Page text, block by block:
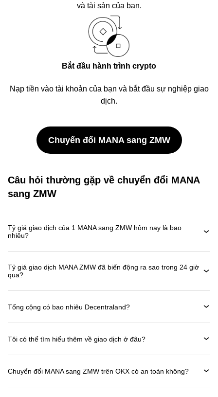
và tài sản của bạn.
Bắt đầu hành trình crypto
Nạp tiền vào tài khoản của bạn và bắt đầu sự nghiệp giao
dịch.
Chuyển đổi MANA sang ZMW
Câu hỏi thường gặp về chuyển đổi MANA
sang ZMW
Tỷ giá giao dịch của 1 MANA sang ZMW hôm nay là bao
nhiêu?
Tỷ giá giao dịch MANA ZMW đã biến động ra sao trong 24 giờ
qua?
Tổng cộng có bao nhiêu Decentraland?
Tôi có thể tìm hiểu thêm về giao dịch ở đâu?
Chuyển đổi MANA sang ZMW trên OKX có an toàn không?